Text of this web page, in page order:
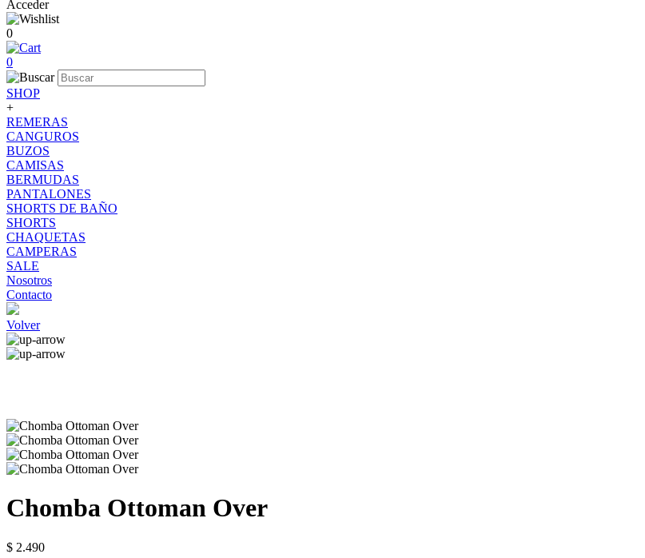
Acceder
0
0
SHOP
+
REMERAS
CANGUROS
BUZOS
CAMISAS
BERMUDAS
PANTALONES
SHORTS DE BAÑO
SHORTS
CHAQUETAS
CAMPERAS
SALE
Nosotros
Contacto
Volver
Chomba Ottoman Over
$ 2.490